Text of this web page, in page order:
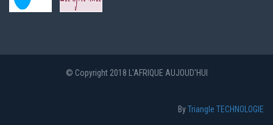
© Copyright 2018 L'AFRIQUE AUJOUD'HUI
ByTriangle TECHNOLOGIE